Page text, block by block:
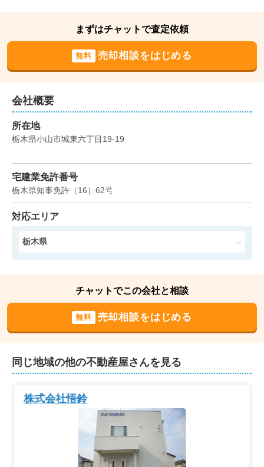
万円
ダイアパレス自治医大4番館
階数:6階
まずはチャットで査定依頼
無料 売却相談をはじめる
会社概要
所在地
栃木県小山市城東六丁目19-19
宅建業免許番号
栃木県知事免許 （16） 62号
対応エリア
栃木県
チャットでこの会社と相談
無料 売却相談をはじめる
同じ地域の他の不動産屋さんを見る
株式会社悟鈴